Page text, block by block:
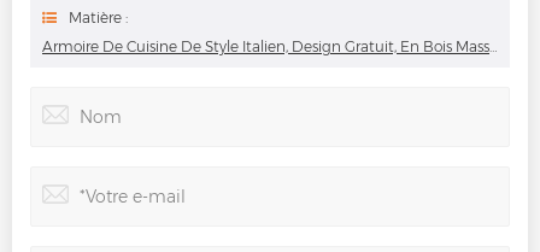
Matière :
Armoire De Cuisine De Style Italien, Design Gratuit, En Bois Massif, Contreplaqué, Laqué, Haut De Gamme, De Luxe